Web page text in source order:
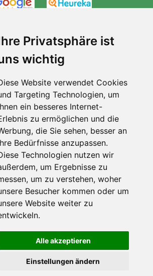
Privatsphäre ist
wichtig
Website verwendet Cookies
Targeting Technologien, um
ein besseres Internet-
zu ermöglichen und die
die Sie sehen, besser an
Bedürfnisse anzupassen.
Technologien nutzen wir
um Ergebnisse zu
um zu verstehen, woher
Besucher kommen oder um
Website weiter zu
Alle akzeptieren
Einstellungen ändern
Tag und kostenlos
für Bestellungen über 80 EUR
Umtausch und Rückgabe
Bestellung jederzeit innerhalb von 90 Tagen
oder umtauschen.
Trees.org
pflanzen wir einen Baum! Mehr lesen